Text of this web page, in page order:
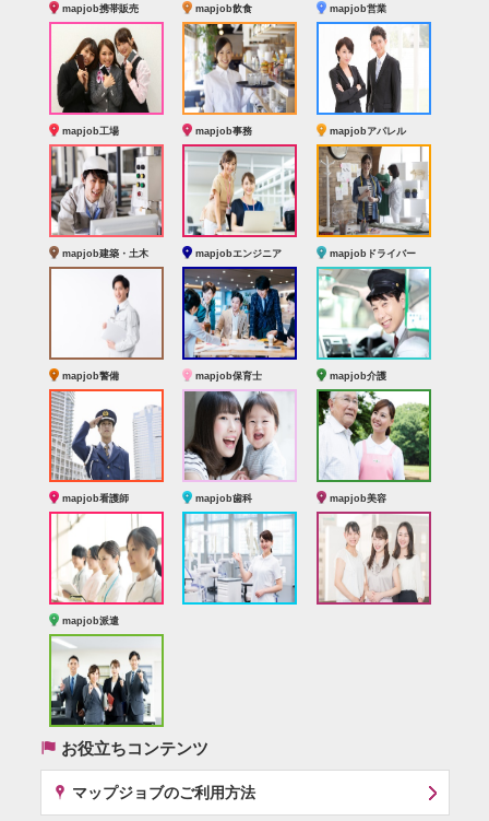
mapjob携帯販売 mapjob飲食 mapjob営業
mapjob工場 mapjob事務 mapjobアパレル
mapjob建築・土木 mapjobエンジニア mapjobドライバー
mapjob警備 mapjob保育士 mapjob介護
mapjob看護師 mapjob歯科 mapjob美容
mapjob派遣
( お役立ちコンテンツ
x マップジョブのご利用方法